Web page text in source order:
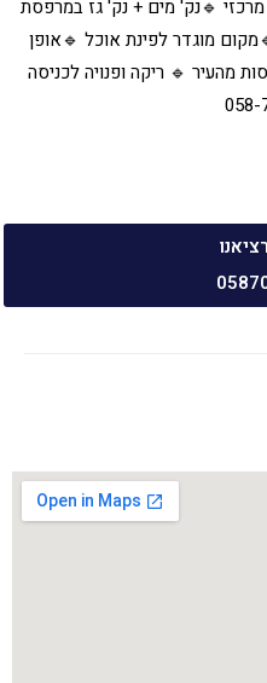
מיני מרכזי 🔹נק' מים + נק' גז במרפסת
מוגדר לפינת אוכל 🔹אופן
מהעיר 🔹 ריקה ופנויה לכניסה